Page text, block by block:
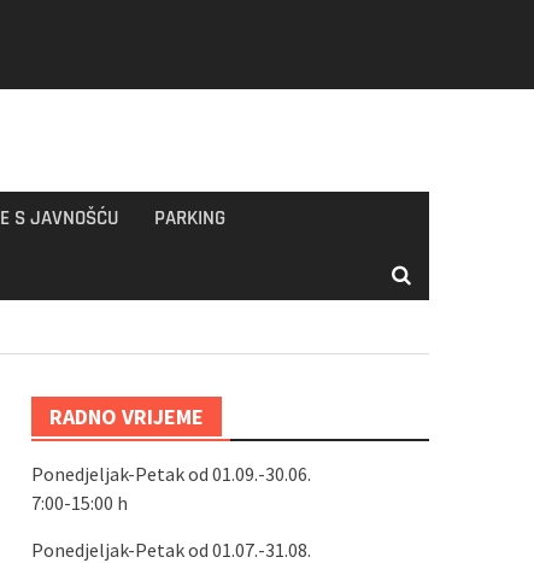
S JAVNOŠĆU PARKING
RADNO VRIJEME
Ponedjeljak-Petak od 01.09.-30.06.
7:00-15:00 h
Ponedjeljak-Petak od 01.07.-31.08.